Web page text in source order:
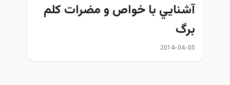
آشنايي با خواص و مضرات كلم
2014-04-05